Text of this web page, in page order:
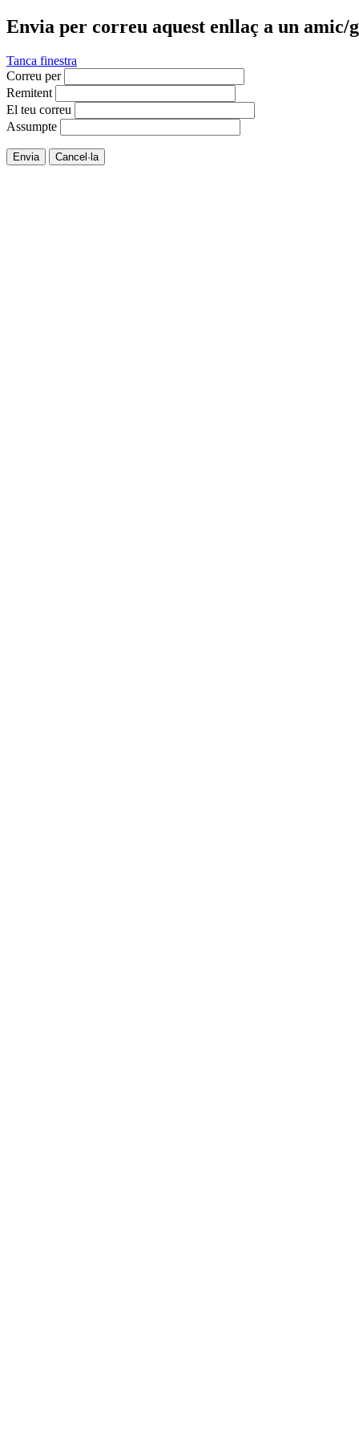
Envia per correu aquest enllaç a un amic/
Tanca finestra
Correu per
Remitent
El teu correu
Assumpte
Envia Cancel·la